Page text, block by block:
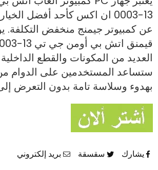
13-0003 ان اكس كأحد أفضل
عن كمبيوتر جيمنج منخفض التكلفة.
العديد من المكونات والقطع الداخلية
ستساعد المستخدمين على الدوام
بهدوء وسلاسة تامة بدون التعرض
يشارك سقسقة بريد إلكتروني